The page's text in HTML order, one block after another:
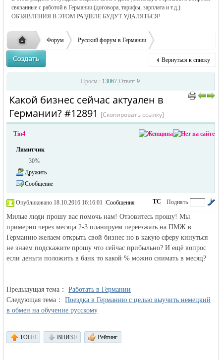
связанные с работой в Германии (договора, тарифы, зарплата и т.д.)
ОБЪЯВЛЕНИЯ В ЭТОМ РАЗДЕЛЕ БУДУТ УДАЛЯТЬСЯ!
жизнь и
Форум Русский форум в Германии
Работа и Бизнес в Германии
›
Какой бизнес сейчас актуален в Германии?
Вернуться к списку
Просм.: 13067 Ответ: 9
Какой бизнес сейчас актуален в
Германии? #12891 [Скопировать ссылку]
Tin4
Лимитчик
30%
Дружить
Сообщение
Поднять
ТС
Опубликовано 18.10.2016 16:16:01 Сообщения
Милые люди прошу вас помочь нам! Отзовитесь прошу! Мы
примерно через месяца 2-3 планируем переезжать на ПМЖ в
Германию желаем открыть свой бизнес но в какую сферу кинуться
не знаем подскажите прошу что сейчас прибыльно? И ещё вопрос
если деньги положить в банк то какой % можно снимать в месяц?
Предыдущая тема：Работать в Германии
Следующая тема：Поездка в Германию с целью выучить немецкий
в обмен на обучение русскому
ТОП0 ВНИЗ0 Рейтинг